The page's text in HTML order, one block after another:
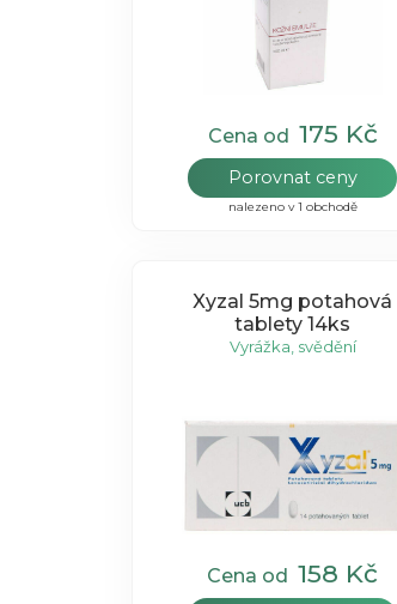
Cena od 175 Kč
Porovnat ceny
nalezeno v 1 obchodě
Xyzal 5mg potahová
tablety 14ks
Vyrážka, svědění
Cena od 158 Kč